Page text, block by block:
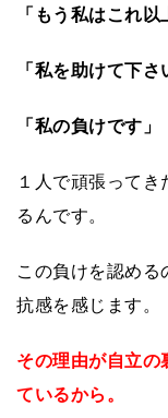
「もう私はこれ以
「私を助けて下さ
「私の負けです」
１人で頑張って
るんです。
この負けを認める
抗感を感じます。
その理由が自立の
ているから。